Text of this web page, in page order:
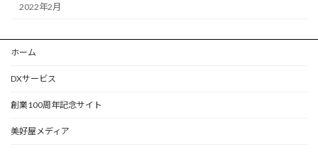
2022年2月
ホーム
DXサービス
創業100周年記念サイト
美好屋メディア